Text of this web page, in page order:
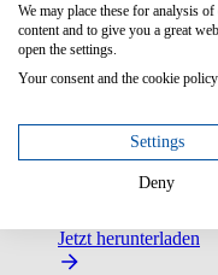
2026 Gartner®
Laden Sie den
Jetzt herunterladen
We may place these for analysis
content and to give you a great
open the settings.
Your consent and the cookie
Settings
Deny